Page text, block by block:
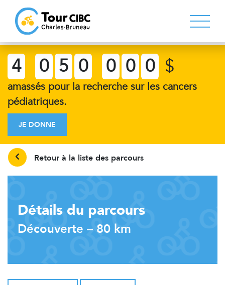
4 0 5 0 0 0 0 $
amassés pour la recherche sur les cancers
pédiatriques.
JE DONNE
Retour à la liste des parcours
Détails du parcours
Découverte – 80 km